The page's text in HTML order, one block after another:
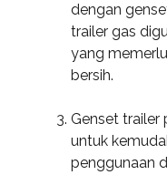
dengan
trailer gas
yang
bersih.
Genset trailer
untuk
penggunaan